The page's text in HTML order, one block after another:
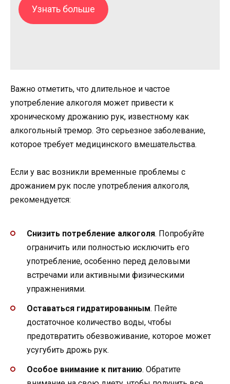
Узнать больше
Важно отметить, что длительное и частое
употребление алкоголя может привести к
хроническому дрожанию рук, известному как
алкогольный тремор. Это серьезное заболевание,
которое требует медицинского вмешательства.
Если у вас возникли временные проблемы с
дрожанием рук после употребления алкоголя,
рекомендуется:
Снизить потребление алкоголя. Попробуйте
ограничить или полностью исключить его
употребление, особенно перед деловыми
встречами или активными физическими
упражнениями.
Оставаться гидратированным. Пейте
достаточное количество воды, чтобы
предотвратить обезвоживание, которое может
усугубить дрожь рук.
Особое внимание к питанию. Обратите